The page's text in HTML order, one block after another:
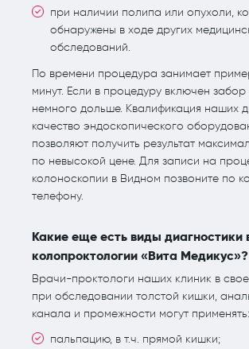
при наличии полипа или опухоли,
обнаружены в ходе других
обследований.
По времени процедура занимает
минут. Если в процедуру включен забор
немного дольше. Квалификация наших
качество эндоскопического
позволяют получить результат
по невысокой цене. Для записи на
колоноскопии в Видном позвоните по
телефону.
Какие еще есть виды диагностики
колопроктологии «Вита Медикус»?
Врачи-проктологи наших клиник в
при обследовании толстой кишки,
канала и промежности могут применять:
пальпацию, в т.ч. прямой кишки;